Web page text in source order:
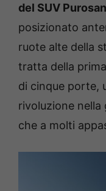
del SUV
posizionato
ruote alte della
tratta della
di cinque porte,
rivoluzione nella
che a molti